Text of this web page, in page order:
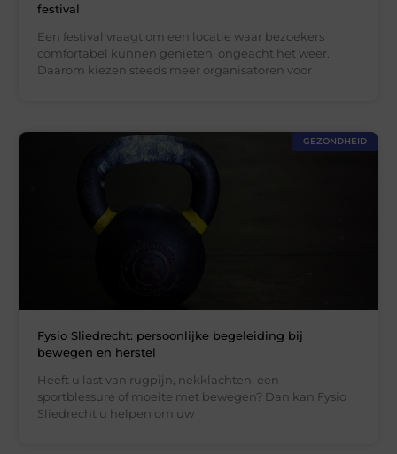
festival
Een festival vraagt om een locatie waar bezoekers
comfortabel kunnen genieten, ongeacht het weer.
Daarom kiezen steeds meer organisatoren voor
GEZONDHEID
Fysio Sliedrecht: persoonlijke begeleiding bij
bewegen en herstel
Heeft u last van rugpijn, nekklachten, een
sportblessure of moeite met bewegen? Dan kan Fysio
Sliedrecht u helpen om uw